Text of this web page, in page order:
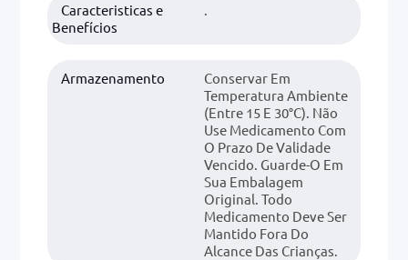
Caracteristicas e
Benefícios
.
Armazenamento
Conservar Em
Temperatura Ambiente
(entre 15 E 30°C). Não
Use Medicamento Com
O Prazo De Validade
Vencido. Guarde-O Em
Sua Embalagem
Original. Todo
Medicamento Deve Ser
Mantido Fora Do
Alcance Das Crianças.